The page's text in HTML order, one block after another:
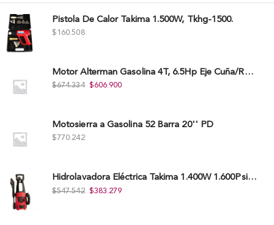
Pistola De Calor Takima 1.500W, Tkhg-1500.
$ 160.508
Motor Alterman Gasolina 4T, 6.5Hp Eje Cuña/Rosca 3/4", Xge65K.
$674.334 $606.900
Motosierra a Gasolina 52 Barra 20'' PD
$770.242
Hidrolavadora Eléctrica Takima 1.400W 1.600Psi, Tkepw-1600-A.
$547.542 $383.279